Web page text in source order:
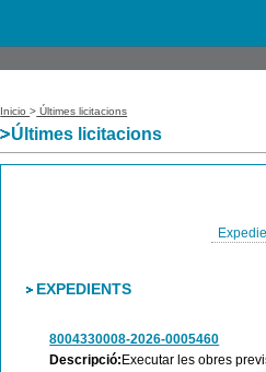
Inicio> Últimes licitacions
Últimes licitacions
EXPEDIENTS
8004330008-2026-0005460
Descripció:Executar les obres